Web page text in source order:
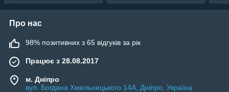
Про нас
98% позитивних з 65 відгуків за рік
Працює з 28.08.2017
м. Дніпро
вул. Богдана Хмельницького 14А, Дніпро, Україна